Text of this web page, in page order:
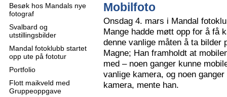
Besøk hos Mandals nye
fotograf
Svalbard og
utstillingsbilder
Mandal fotoklubb startet
opp ute på fototur
Portfolio
Flott maikveld med
Gruppeoppgave
Mobilfoto
Onsdag 4. mars i Mandal
Mange hadde møtt opp for å få
denne vanlige måten å ta bilder
Magne; Han framholdt at
med – noen ganger kunne
vanlige kamera, og noen
kamera, mente han.